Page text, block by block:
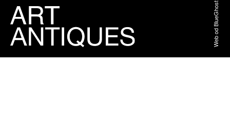
Web od BlueGhost